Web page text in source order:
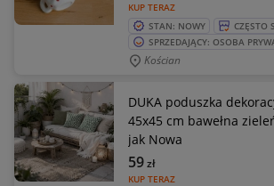
KUP TERAZ
STAN: NOWY
CZĘSTO
SPRZEDAJĄCY: OSOBA
Kościan
DUKA poduszka
45x45 cm bawełna
jak Nowa
KUP TERAZ
59zł